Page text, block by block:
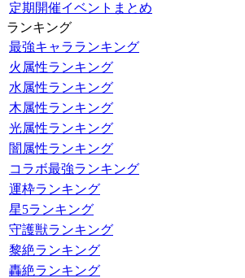
定期開催イベントまとめ
ランキング
最強キャラランキング
火属性ランキング
水属性ランキング
木属性ランキング
光属性ランキング
闇属性ランキング
コラボ最強ランキング
運枠ランキング
星5ランキング
守護獣ランキング
黎絶ランキング
轟絶ランキング